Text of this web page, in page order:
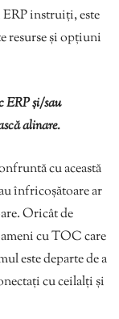
instruiți, este
resurse și opțiuni
ERP și/sau
alinare.
cu această
înfricoșătoare ar
Oricât de
cu TOC care
este departe de a
cu ceilalți și